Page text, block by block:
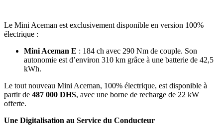
Le Mini Aceman est exclusivement disponible en version 100%
électrique :
Mini Aceman E : 184 ch avec 290 Nm de couple. Son
autonomie est d’environ 310 km grâce à une batterie de 42,5
kWh.
Le tout nouveau Mini Aceman, 100% électrique, est disponible à
partir de 487 000 DHS, avec une borne de recharge de 22 kW
offerte.
Une Digitalisation au Service du Conducteur